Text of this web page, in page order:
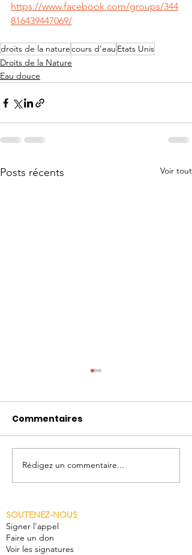
https://www.facebook.com/groups/344
816439447069/
droits de la naturecours d'eau Etats Unis
Droits de la Nature
Eau douce
Posts récents Voir tout
L'Appel du Rhône sur
les ondes de la RTS
l'été "On se jette à
l'eau"
Commentaires
Rédigez un commentaire...
SOUTENEZ-NOUS
Signer l'appel
Faire un don
Voir les signatures